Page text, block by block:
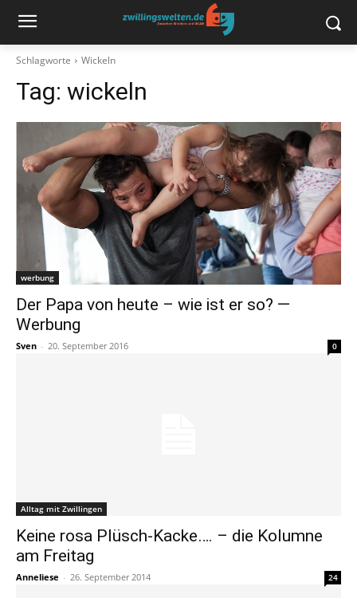
Schlagworte Wickeln
Tag: wickeln
werbung
Der Papa von heute – wie ist er so? —
Werbung
Sven - 20. September 2016 0
Alltag mit Zwillingen
Keine rosa Plüsch-Kacke…. – die Kolumne
am Freitag
Anneliese - 26. September 2014 24